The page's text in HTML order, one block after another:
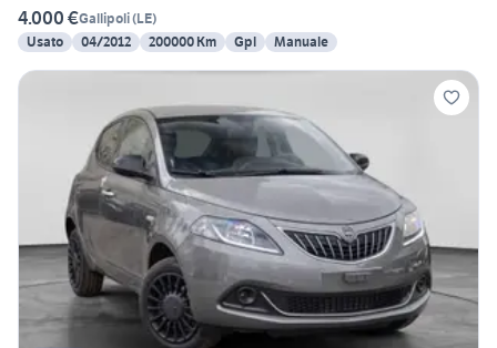
4.000 €Gallipoli(LE)
Usato
04/2012 200000 Km Gpl Manuale